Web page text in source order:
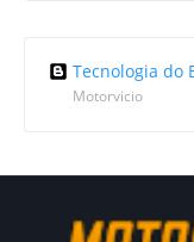
Tecnologia do
Motorvicio